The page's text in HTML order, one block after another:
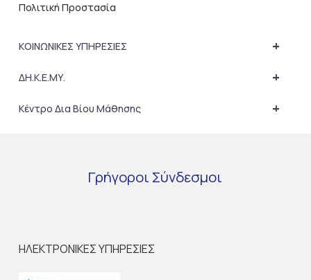
Πολιτική Προστασία
+
ΚΟΙΝΩΝΙΚΕΣ ΥΠΗΡΕΣΙΕΣ
+
ΔΗ.Κ.Ε.ΜΥ.
+
Κέντρο Δια Βίου Μάθησης
Γρήγοροι Σύνδεσμοι
ΗΛΕΚΤΡΟΝΙΚΕΣ ΥΠΗΡΕΣΙΕΣ